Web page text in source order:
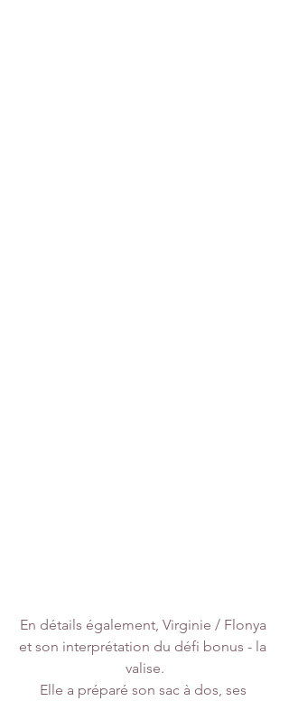
En détails également, Virginie / Flonya
et son interprétation du défi bonus - la
valise.
Elle a préparé son sac à dos, ses